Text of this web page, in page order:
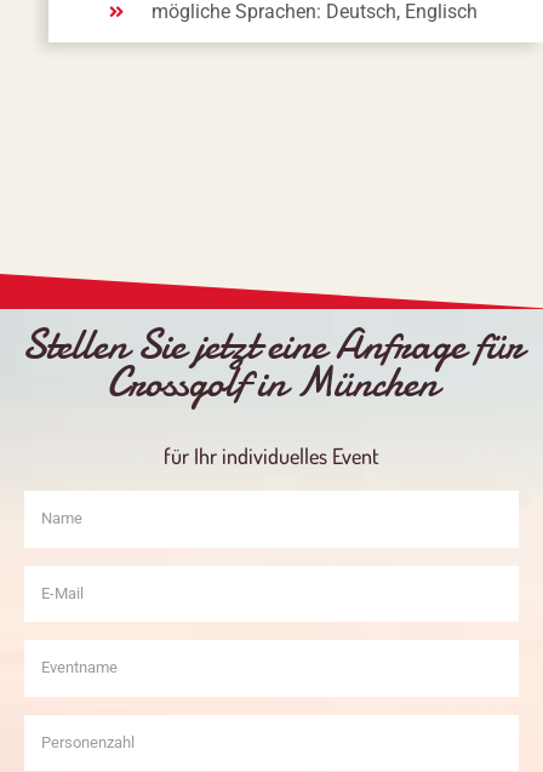
mögliche Sprachen: Deutsch, Englisch
Stellen Sie jetzt eine Anfrage für
Crossgolf in München
für Ihr individuelles Event